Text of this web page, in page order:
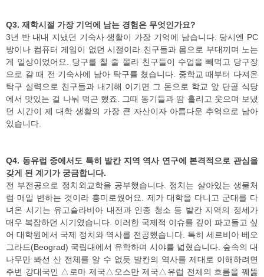
Q3. 재학시절 가장 기억에 남는 경험은 무엇인가요?
3년 반 내내 지냈던 기숙사 생활이 가장 기억에 남습니다. 당시엔 PC
방이나 컴퓨터 게임이 없던 시절이라 친구들과 몸으로 부대끼며 노는
게 일상이었어요. 당구를 칠 줄 몰라 친구들이 수업을 빼먹고 당구장
으로 갈 때 전 기숙사에 남아 탁구를 쳤습니다. 중학교 때부터 다져온
탁구 실력으로 친구들과 내기해 이기면 그 돈으로 학교 앞 단골 식당
에서 맛있는 걸 나눠 먹곤 했죠. 그때 동기들과 땀 흘리고 웃으며 보냈
던 시간이 제 대학 생활의 가장 큰 자산이자 아름다운 추억으로 남아
있습니다.
Q4. 동유럽 중에서도 특히 발칸 지역 역사 연구에 본격적으로 관심을
갖게 된 계기가 궁금합니다.
전 부전공으로 정치외교학을 공부했습니다. 정치는 살아있는 생물처
럼 매일 변하는 것이라 흥미로웠어요. 제가 대학을 다니고 군대를 다
녀온 시기는 유고슬라비아 내전과 인종 청소 등 발칸 지역의 정세가
매우 복잡하던 시기였습니다. 이러한 국제적 이슈를 깊이 파고들고 싶
어 대학원에서 국제 정치와 역사를 전공했습니다. 특히 세르비아 베오
그라드(Beograd) 국립대에서 유학하며 시야를 넓혔습니다. 숲속의 대
나무만 봐선 산 전체를 알 수 없듯 발칸의 역사를 제대로 이해하려면
주변 강대국인 △로마 제국△오스만 제국△유럽 전체의 흐름을 꿰뚫